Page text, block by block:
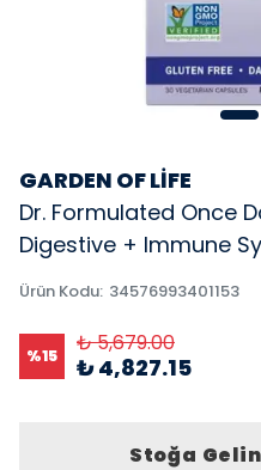
GARDEN OF LİFE
Dr. Formulated Once
Digestive + Immune
Ürün Kodu: 34576993401153
%15 ₺ 5,679.00
₺ 4,827.15
Stoğa